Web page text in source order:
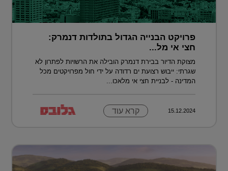
פרויקט הבנייה הגדול בתולדות דנמרק:
חצי אי מל...
מצוקת הדיור בבירת דנמרק הובילה את הרשויות לפתרון לא
שגרתי: ייבוש רצועת ים רדודה על ידי חול מפרויקטים מכל
המדינה - לבניית חצי אי מלאכו...
15.12.2024 קרא עוד